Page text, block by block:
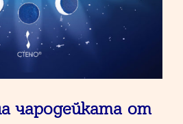
чародейката от